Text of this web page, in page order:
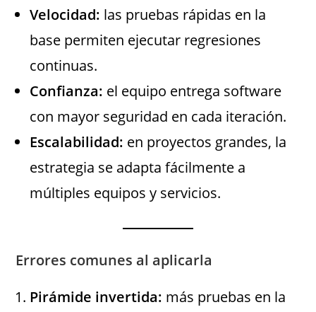
Velocidad: las pruebas rápidas en la
base permiten ejecutar regresiones
continuas.
Confianza: el equipo entrega software
con mayor seguridad en cada iteración.
Escalabilidad: en proyectos grandes, la
estrategia se adapta fácilmente a
múltiples equipos y servicios.
Errores comunes al aplicarla
Pirámide invertida: más pruebas en la